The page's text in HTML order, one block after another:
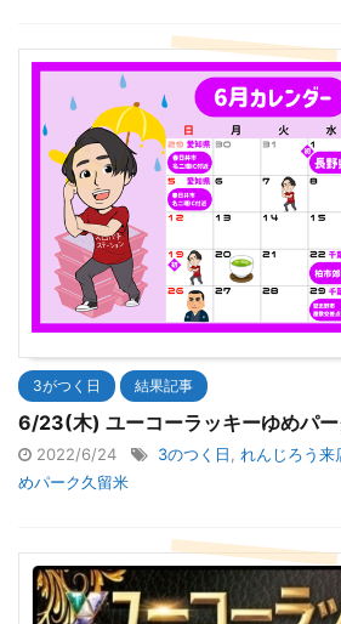
3がつく日 結果記事
6/23(木) ユーコーラッキーゆめパ
2022/6/24 3のつく日 れんじろう来
めパーク久留米